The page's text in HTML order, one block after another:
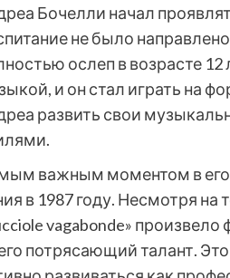
Бочелли начал
не было
ослеп в возрасте
и он стал играть на
развить свои
важным моментом в его
в 1987 году. Несмотря на
vagabonde»
потрясающий талант.